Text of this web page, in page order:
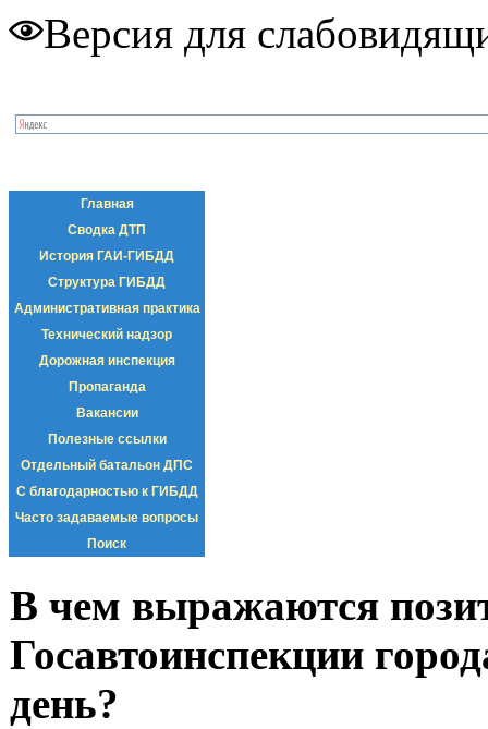
Версия для
Главная
Сводка ДТП
История ГАИ-ГИБДД
Структура ГИБДД
Административная практика
Технический надзор
Дорожная инспекция
Пропаганда
Вакансии
Полезные ссылки
Отдельный батальон ДПС
С благодарностью к ГИБДД
Часто задаваемые вопросы
Поиск
В чем выражаются
Госавтоинспекции
день?